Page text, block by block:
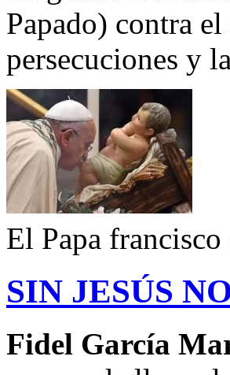
Papado) contra
persecuciones y
El Papa
SIN JESÚS
Fidel García